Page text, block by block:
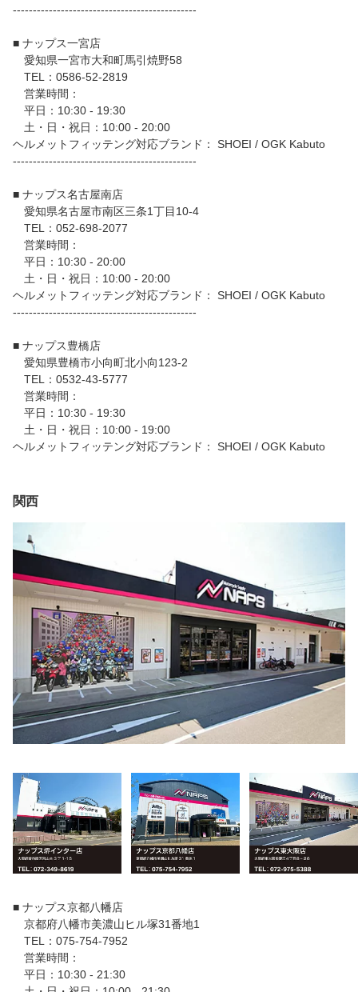
----------------------------------------------
■ ナップス一宮店
愛知県一宮市大和町馬引焼野58
TEL：0586-52-2819
営業時間：
平日：10:30 - 19:30
土・日・祝日：10:00 - 20:00
ヘルメットフィッテング対応ブランド： SHOEI / OGK Kabuto
----------------------------------------------
■ ナップス名古屋南店
愛知県名古屋市南区三条1丁目10-4
TEL：052-698-2077
営業時間：
平日：10:30 - 20:00
土・日・祝日：10:00 - 20:00
ヘルメットフィッテング対応ブランド： SHOEI / OGK Kabuto
----------------------------------------------
■ ナップス豊橋店
愛知県豊橋市小向町北小向123‐2
TEL：0532-43-5777
営業時間：
平日：10:30 - 19:30
土・日・祝日：10:00 - 19:00
ヘルメットフィッテング対応ブランド： SHOEI / OGK Kabuto
関西
■ ナップス京都八幡店
京都府八幡市美濃山ヒル塚31番地1
TEL：075-754-7952
営業時間：
平日：10:30 - 21:30